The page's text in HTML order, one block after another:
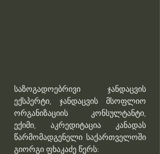
საზოგადოებრივი ჯანდაცვის
ექსპერტი, ჯანდაცვის მსოფლიო
ორგანიზაციის კონსულტანტი,
ექიმი, აკრედიტაცია კანადას
წარმომადგენელი საქართველოში
გიორგი ფხაკაძე წერს: